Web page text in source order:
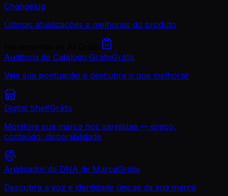
Changelog
Últimas atualizações e melhorias do produto
Auditoria de Catálogo GrátisGrátis
Veja sua pontuação e descubra o que melhorar
Digital ShelfGrátis
Monitore sua marca nos varejistas — preço,
conteúdo, disponibilidade
Analisador de DNA de MarcaGrátis
Descubra a voz e identidade únicas da sua marca